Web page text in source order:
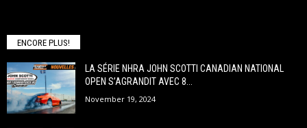
ENCORE PLUS!
LA SÉRIE NHRA JOHN SCOTTI CANADIAN NATIONAL
OPEN S’AGRANDIT AVEC 8...
November 19, 2024